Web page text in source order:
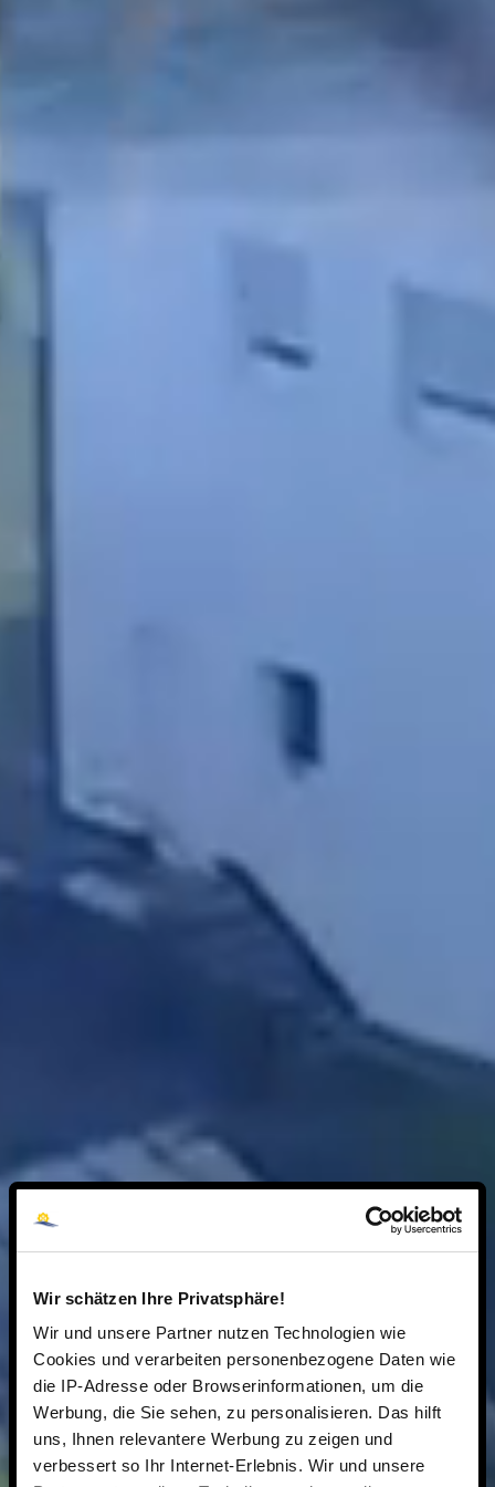
Wir schätzen Ihre Privatsphäre!
Wir und unsere Partner nutzen Technologien wie
Cookies und verarbeiten personenbezogene Daten wie
die IP-Adresse oder Browserinformationen, um die
Werbung, die Sie sehen, zu personalisieren. Das hilft
uns, Ihnen relevantere Werbung zu zeigen und
verbessert so Ihr Internet-Erlebnis. Wir und unsere